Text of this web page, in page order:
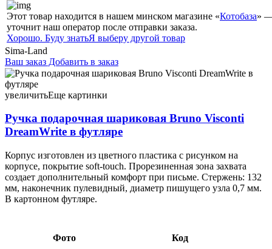
Этот товар находится в нашем минском магазине «Котобаза» —
уточнит наш оператор после отправки заказа.
Хорошо. Буду знатьЯ выберу другой товар
Sima-Land
Ваш заказ Добавить в заказ
Ручка подарочная шариковая Bruno Visconti DreamWrite в
футляре «Котики», корпус ассорти, стержень синий 12,61
096731
увеличитьЕще картинки
Ручка подарочная шариковая Bruno Visconti
DreamWrite в футляре
Корпус изготовлен из цветного пластика с рисунком на
корпусе, покрытие soft-touch. Прорезиненная зона захвата
создает дополнительный комфорт при письме. Стержень: 132
мм, наконечник пулевидный, диаметр пишущего узла 0,7 мм.
В картонном футляре.
Фото Код